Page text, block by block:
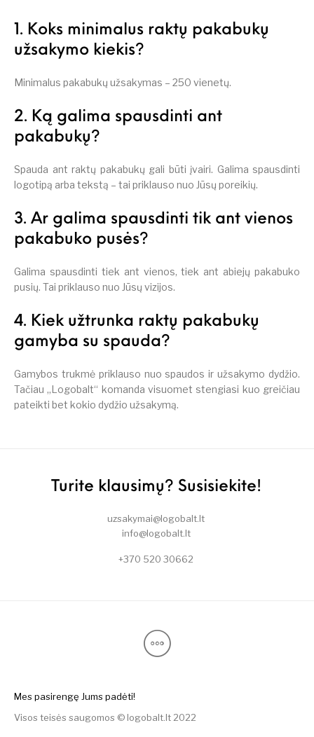
1. Koks minimalus raktų pakabukų
užsakymo kiekis?
Minimalus pakabukų užsakymas – 250 vienetų.
2. Ką galima spausdinti ant
pakabukų?
Spauda ant raktų pakabukų gali būti įvairi. Galima spausdinti
logotipą arba tekstą – tai priklauso nuo Jūsų poreikių.
3. Ar galima spausdinti tik ant vienos
pakabuko pusės?
Galima spausdinti tiek ant vienos, tiek ant abiejų pakabuko
pusių. Tai priklauso nuo Jūsų vizijos.
4. Kiek užtrunka raktų pakabukų
gamyba su spauda?
Gamybos trukmė priklauso nuo spaudos ir užsakymo dydžio.
Tačiau „Logobalt“ komanda visuomet stengiasi kuo greičiau
pateikti bet kokio dydžio užsakymą.
Turite klausimų? Susisiekite!
uzsakymai@logobalt.lt
info@logobalt.lt
+370 520 30662
Mes pasirengę Jums padėti!
Visos teisės saugomos © logobalt.lt 2022